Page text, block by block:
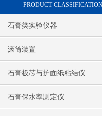
PRODUCT
石膏类实验仪器
滚筒装置
石膏板芯与护面纸粘结仪
石膏保水率测定仪